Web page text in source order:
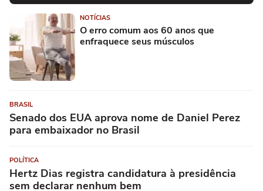
NOTÍCIAS
O erro comum aos 60 anos que
enfraquece seus músculos
BRASIL
Senado dos EUA aprova nome de Daniel Perez
para embaixador no Brasil
POLÍTICA
Hertz Dias registra candidatura à presidência
sem declarar nenhum bem